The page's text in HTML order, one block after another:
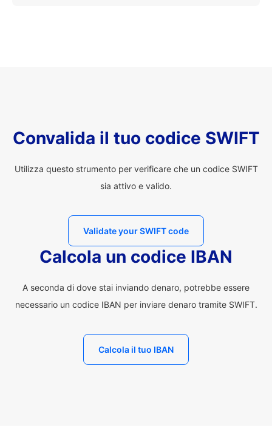
Convalida il tuo codice SWIFT
Utilizza questo strumento per verificare che un codice SWIFT
sia attivo e valido.
Validate your SWIFT code
Calcola un codice IBAN
A seconda di dove stai inviando denaro, potrebbe essere
necessario un codice IBAN per inviare denaro tramite SWIFT.
Calcola il tuo IBAN